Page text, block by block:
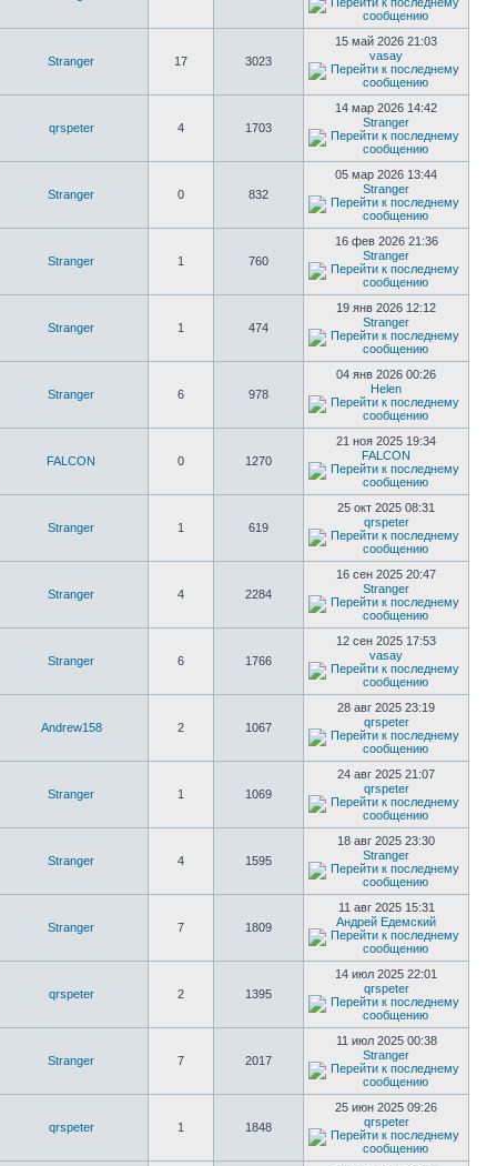
Stranger 17 3023
15 май 2026 21:03
vasay
qrspeter 4 1703
14 мар 2026 14:42
Stranger
Stranger 0 832
05 мар 2026 13:44
Stranger
Stranger 1 760
16 фев 2026 21:36
Stranger
Stranger 1 474
19 янв 2026 12:12
Stranger
Stranger 6 978
04 янв 2026 00:26
Helen
FALCON 0 1270
21 ноя 2025 19:34
FALCON
Stranger 1 619
25 окт 2025 08:31
qrspeter
Stranger 4 2284
16 сен 2025 20:47
Stranger
Stranger 6 1766
12 сен 2025 17:53
vasay
Andrew158 2 1067
28 авг 2025 23:19
qrspeter
Stranger 1 1069
24 авг 2025 21:07
qrspeter
Stranger 4 1595
18 авг 2025 23:30
Stranger
Stranger 7 1809
11 авг 2025 15:31
Андрей Едемский
qrspeter 2 1395
14 июл 2025 22:01
qrspeter
Stranger 7 2017
11 июл 2025 00:38
Stranger
qrspeter 1 1848
25 июн 2025 09:26
qrspeter